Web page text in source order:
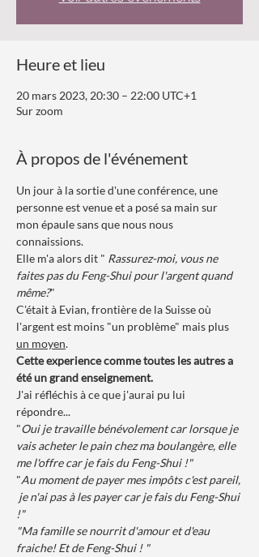
Heure et lieu
20 mars 2023, 20:30 – 22:00 UTC+1
Sur zoom
À propos de l'événement
Un jour à la sortie d'une conférence, une
personne est venue et a posé sa main sur
mon épaule sans que nous nous
connaissions.
Elle m'a alors dit " Rassurez-moi, vous ne
faites pas du Feng-Shui pour l'argent quand
même?"
C'était à Evian, frontière de la Suisse où
l'argent est moins "un problème" mais plus
un moyen.
Cette experience comme toutes les autres a
été un grand enseignement.
J'ai réfléchis à ce que j'aurai pu lui
répondre...
"Oui je travaille bénévolement car lorsque je
vais acheter le pain chez ma boulangère, elle
me l'offre car je fais du Feng-Shui !"
"Au moment de payer mes impôts c'est pareil,
je n'ai pas à les payer car je fais du Feng-Shui
!"
"Ma famille se nourrit d'amour et d'eau
fraiche! Et de Feng-Shui ! "